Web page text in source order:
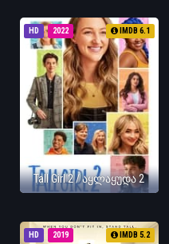
HD 2022 IMDB 6.1
Tall Girl 2 / აყლაყუდა 2
HD 2019 IMDB 5.2